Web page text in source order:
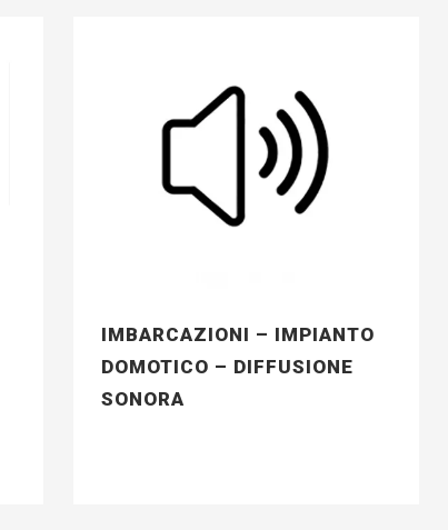
IMBARCAZIONI – IMPIANTO
DOMOTICO – DIFFUSIONE
SONORA